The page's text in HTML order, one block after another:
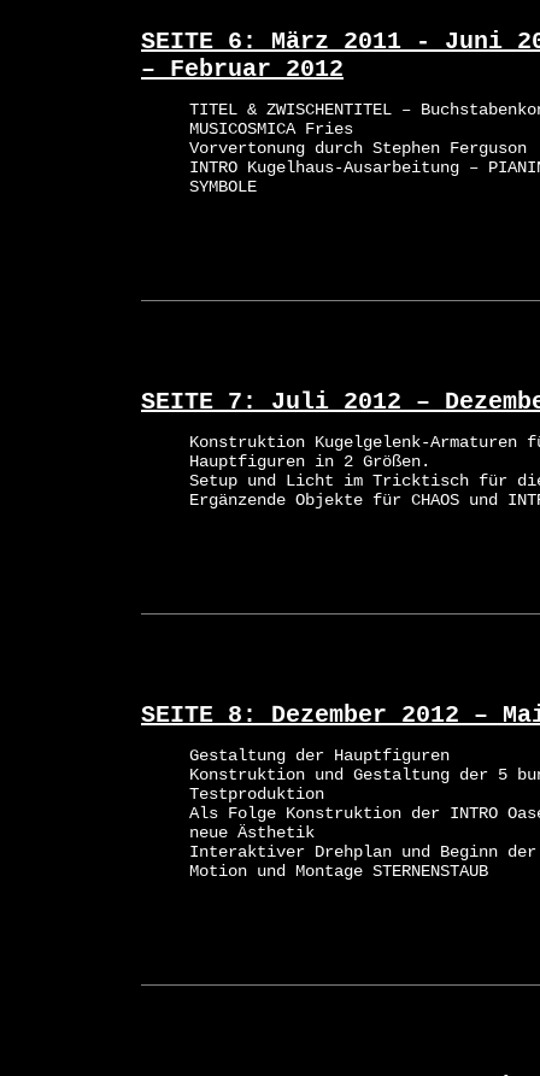
SEITE 6: März 2011 - Juni
– Februar 2012
TITEL & ZWISCHENTITEL –
MUSICOSMICA Fries
Vorvertonung durch Stephen Ferguson
INTRO Kugelhaus-Ausarbeitung –
SYMBOLE
SEITE 7: Juli 2012 –
Konstruktion Kugelgelenk-Armaturen
Hauptfiguren in 2 Größen.
Setup und Licht im Tricktisch für
Ergänzende Objekte für CHAOS und
SEITE 8: Dezember 2012 –
Gestaltung der Hauptfiguren
Konstruktion und Gestaltung der 5
Testproduktion
Als Folge Konstruktion der INTRO
neue Ästhetik
Interaktiver Drehplan und Beginn der
Motion und Montage STERNENSTAUB